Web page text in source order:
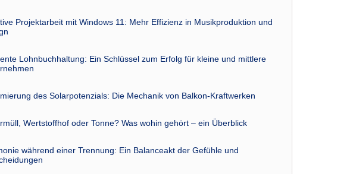
Projektarbeit mit Windows 11: Mehr Effizienz in Musikproduktion und
Lohnbuchhaltung: Ein Schlüssel zum Erfolg für kleine und mittlere
des Solarpotenzials: Die Mechanik von Balkon-Kraftwerken
Wertstoffhof oder Tonne? Was wohin gehört – ein Überblick
während einer Trennung: Ein Balanceakt der Gefühle und